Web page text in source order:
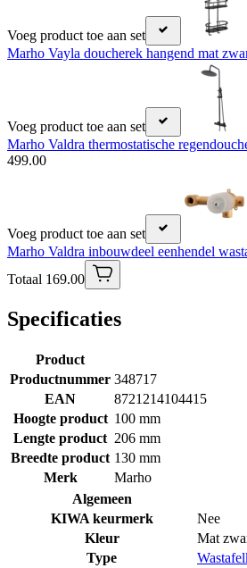
Voeg product toe aan set
Marho Vayla doucherek hangend mat
Voeg product toe aan set
Marho Valdra thermostatische
499.00
Voeg product toe aan set
Marho Valdra inbouwdeel eenhendel
Totaal 169.00
Specificaties
Product
Productnummer 348717
EAN
8721214104415
Hoogte product 100 mm
Lengte product 206 mm
Breedte product 130 mm
Merk
Marho
Algemeen
KIWA keurmerk
Nee
Kleur
Mat
Type